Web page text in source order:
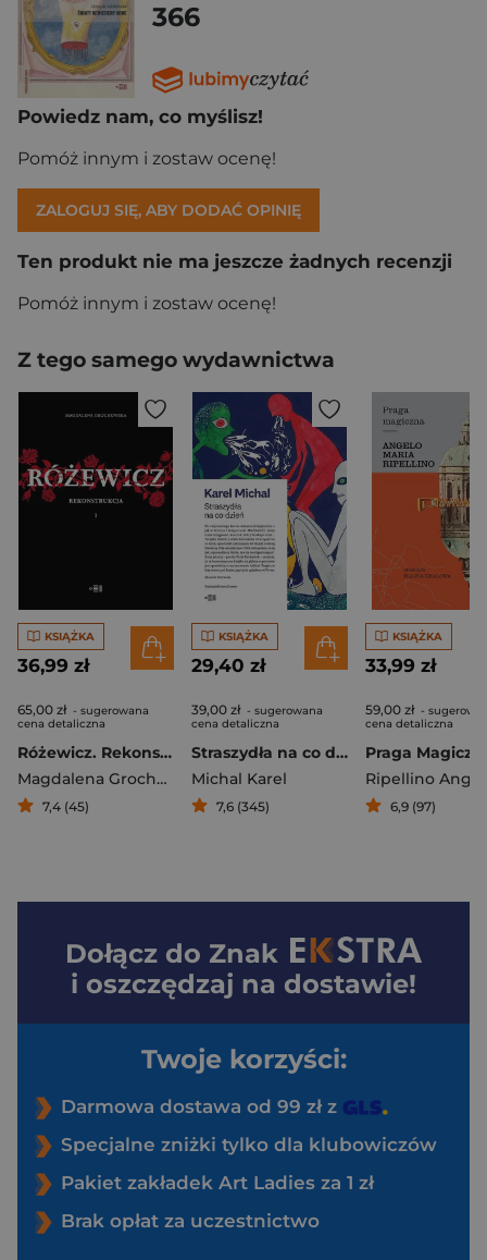
366
Powiedz nam, co myślisz!
Pomóż innym i zostaw ocenę!
ZALOGUJ SIĘ, ABY DODAĆ OPINIĘ
Ten produkt nie ma jeszcze żadnych recenzji
Pomóż innym i zostaw ocenę!
Z tego samego wydawnictwa
KSIĄŻKA
36,99 zł
65,00 zł - sugerowana
cena detaliczna
Różewicz. Rekonstrukcja
Magdalena Grochowska
7,4 (45)
KSIĄŻKA
29,40 zł
39,00 zł - sugerowana
cena detaliczna
Straszydła na co dzień
Michal Karel
7,6 (345)
KSIĄŻKA
33,99 zł
59,00 zł -
cena detaliczna
Praga
6,9 (97)
Dołącz do Znak
i oszczędzaj na dostawie!
Twoje korzyści:
Darmowa dostawa od 99 zł z
Specjalne zniżki tylko dla klubowiczów
Pakiet zakładek Art Ladies za 1 zł
Brak opłat za uczestnictwo